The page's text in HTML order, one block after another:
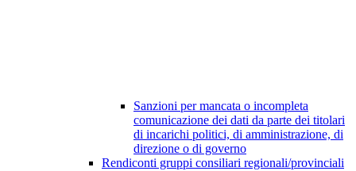
Sanzioni per mancata o incompleta
comunicazione dei dati da parte dei titolari
di incarichi politici, di amministrazione, di
direzione o di governo
Rendiconti gruppi consiliari regionali/provinciali